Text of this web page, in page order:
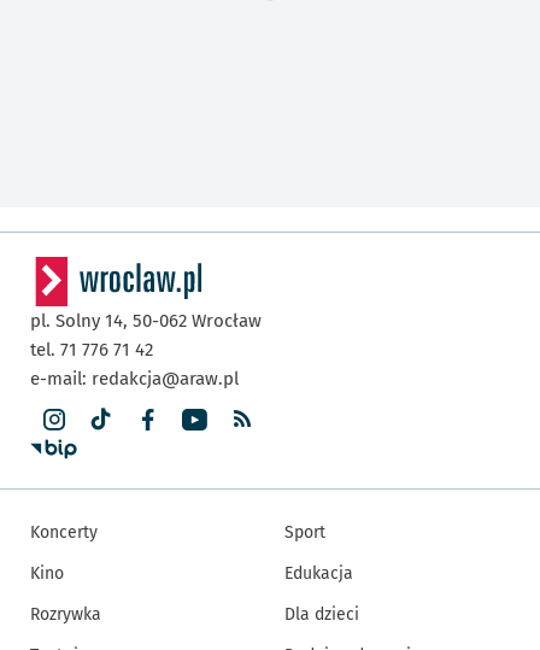
pl. Solny 14, 50-062 Wrocław
tel. 71 776 71 42
e-mail: redakcja@araw.pl
Koncerty
Kino
Rozrywka
Sport
Edukacja
Dla dzieci